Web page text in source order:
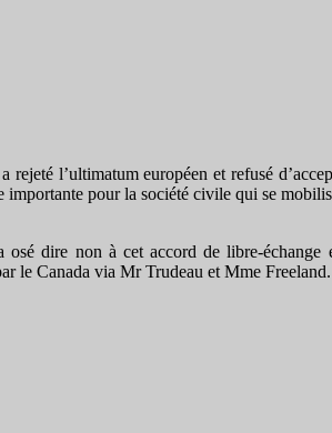
l’ultimatum européen et refusé
pour la société civile qui se
dire non à cet accord de libre-échange
le Canada via Mr Trudeau et Mme Freeland.